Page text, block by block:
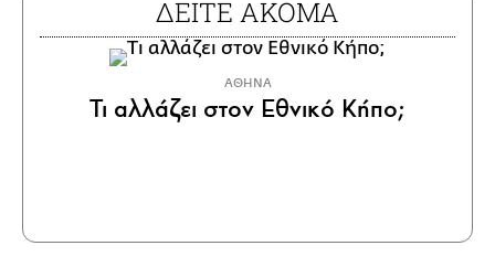
ΔΕΙΤΕ ΑΚΟΜΑ
ΑΘΗΝΑ
Τι αλλάζει στον Εθνικό Κήπο;